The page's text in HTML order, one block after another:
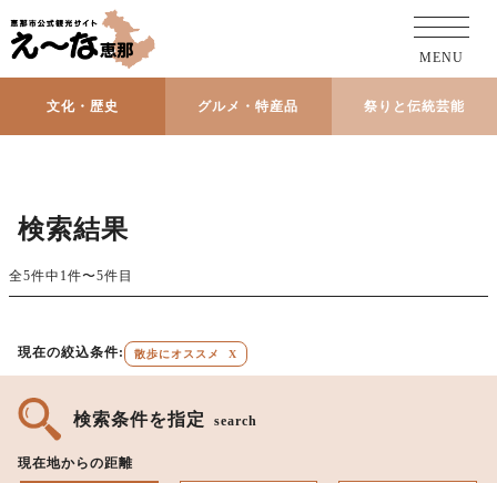
文化・歴史 グルメ・特産品 祭りと伝統芸能
MENU
検索結果
全5件中1件〜5件目
現在の絞込条件: 散歩にオススメ X
検索条件を指定 search
現在地からの距離